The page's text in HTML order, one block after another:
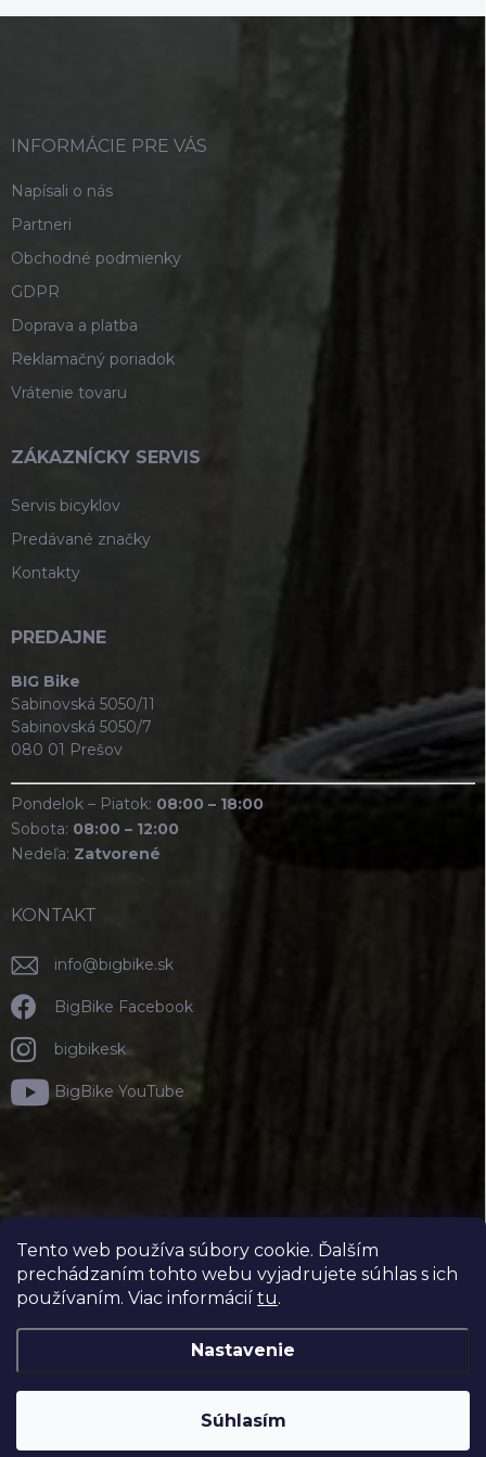
Tento web používa súbory cookie. Ďalším
prechádzaním tohto webu vyjadrujete súhlas s ich
používaním. Viac informácií tu.
Nastavenie
Súhlasím
INFORMÁCIE PRE VÁS
Napísali o nás
Partneri
Obchodné podmienky
GDPR
Doprava a platba
Reklamačný poriadok
Vrátenie tovaru
ZÁKAZNÍCKY SERVIS
Servis bicyklov
Predávané značky
Kontakty
PREDAJNE
BIG Bike
Sabinovská 5050/11
Sabinovská 5050/7
080 01 Prešov
Pondelok – Piatok: 08:00 – 18:00
Sobota: 08:00 – 12:00
Nedeľa: Zatvorené
KONTAKT
info@bigbike.sk
BigBike Facebook
bigbikesk
BigBike YouTube
BIGBIKE.SK . Všetky práva vyhradené.